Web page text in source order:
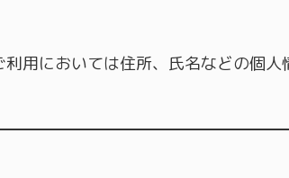
用においては住所、氏名などの個人